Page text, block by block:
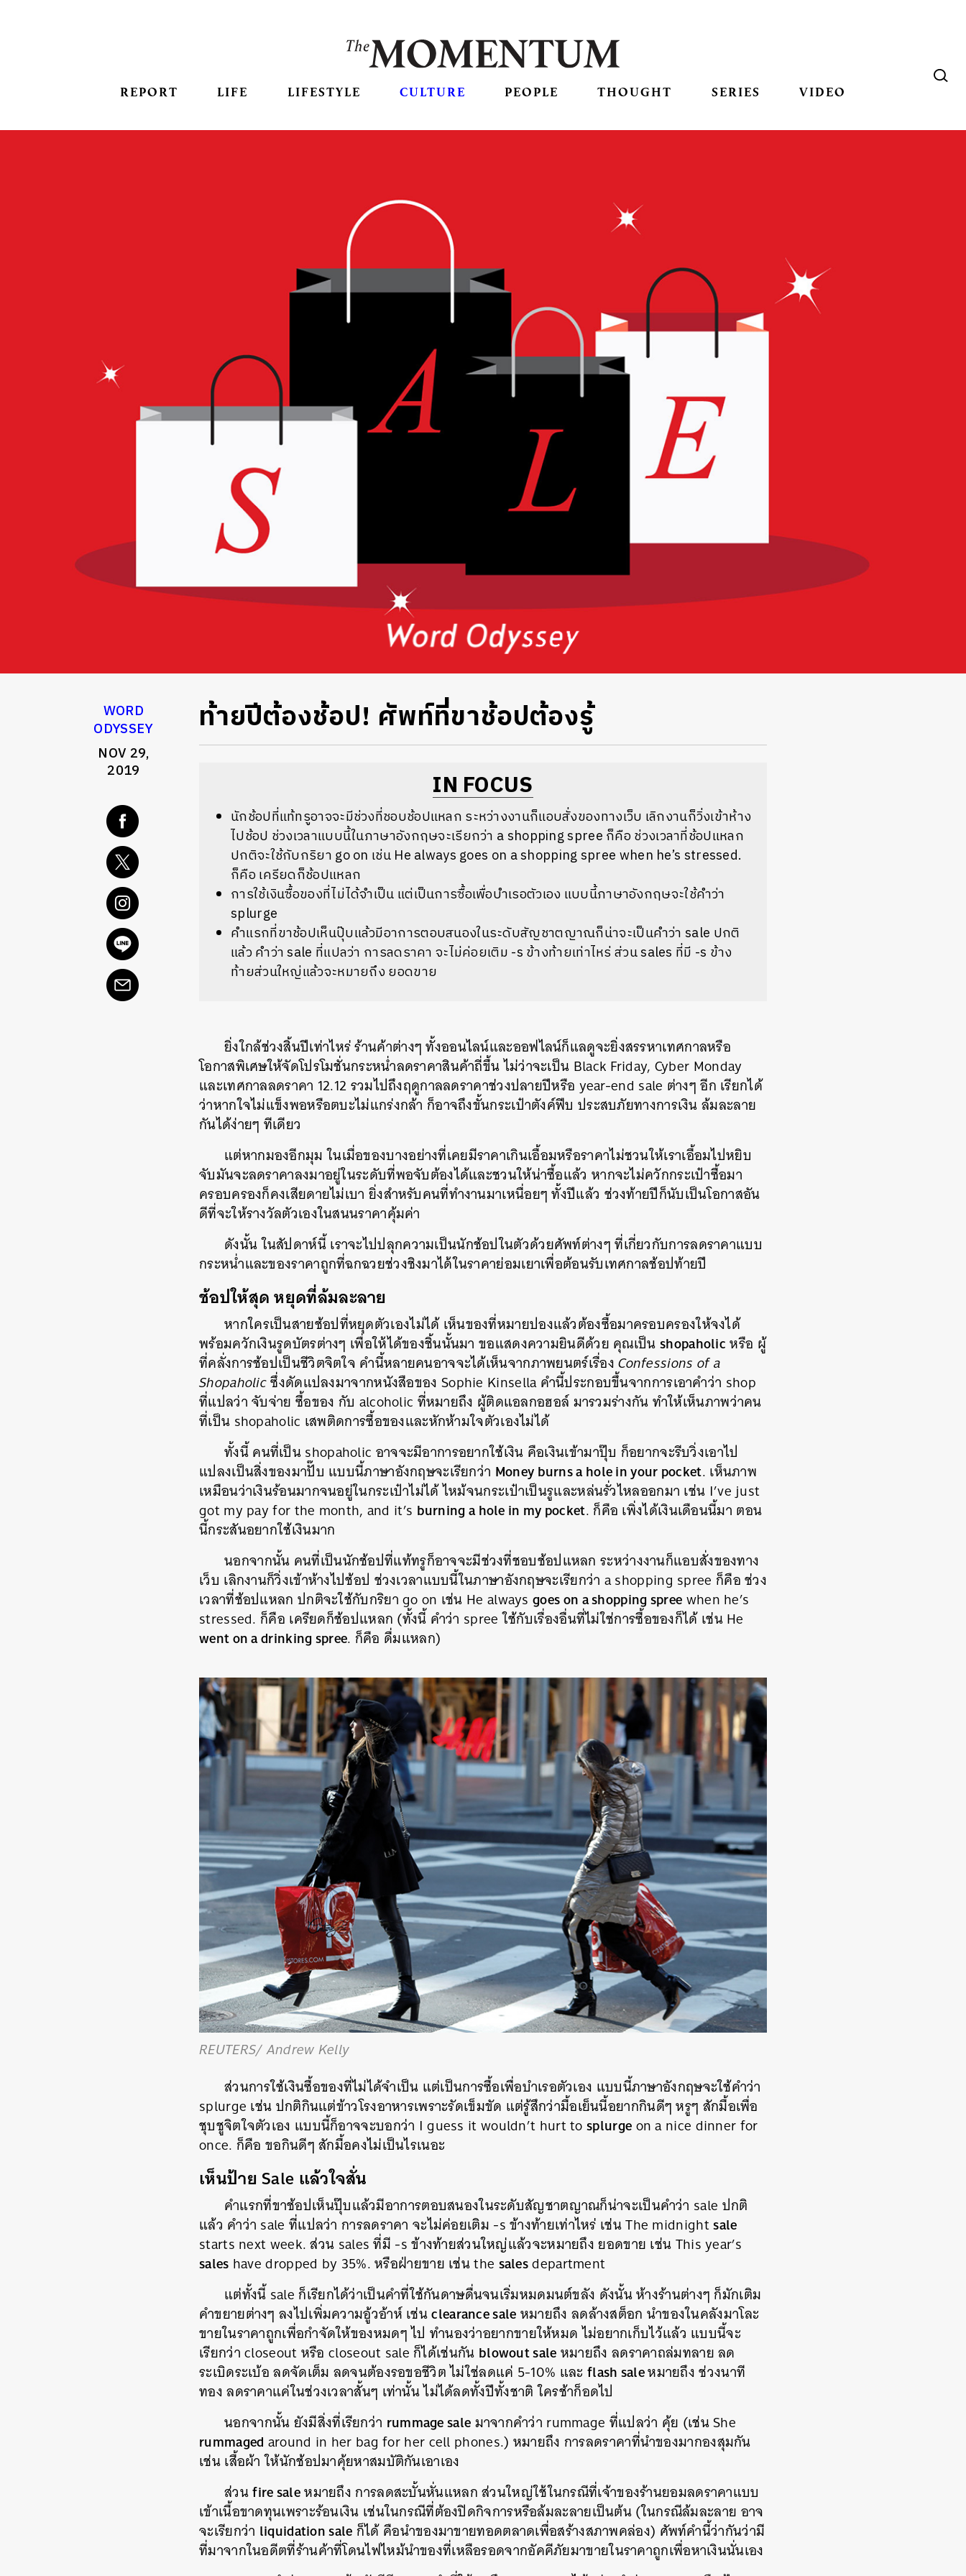
REPORT LIFE LIFESTYLE CULTURE PEOPLE THOUGHT SERIES VIDEO
WORD
ODYSSEY
NOV 29,
2019
ท้ายปีต้องช้อป! ศัพท์ที่ขาช้อปต้องรู้
IN FOCUS
นักช้อปที่แท้ทรูอาจจะมีช่วงที่ชอบช้อปแหลก ระหว่างงานก็แอบสั่งของทางเว็บ เลิกงานก็วิ่งเข้าห้าง
ไปช้อป ช่วงเวลาแบบนี้ในภาษาอังกฤษจะเรียกว่า a shopping spree ก็คือ ช่วงเวลาที่ช้อปแหลก
ปกติจะใช้กับกริยา go on เช่น He always goes on a shopping spree when he’s stressed.
ก็คือ เครียดก็ช้อปแหลก
การใช้เงินซื้อของที่ไม่ได้จำเป็น แต่เป็นการซื้อเพื่อบำเรอตัวเอง แบบนี้ภาษาอังกฤษจะใช้คำว่า
splurge
คำแรกที่ขาช้อปเห็นปุ๊บแล้วมีอาการตอบสนองในระดับสัญชาตญาณก็น่าจะเป็นคำว่า sale ปกติ
แล้ว คำว่า sale ที่แปลว่า การลดราคา จะไม่ค่อยเติม -s ข้างท้ายเท่าไหร่ ส่วน sales ที่มี -s ข้าง
ท้ายส่วนใหญ่แล้วจะหมายถึง ยอดขาย
ยิ่งใกล้ช่วงสิ้นปีเท่าไหร่ ร้านค้าต่างๆ ทั้งออนไลน์และออฟไลน์ก็แลดูจะยิ่งสรรหาเทศกาลหรือ
โอกาสพิเศษให้จัดโปรโมชั่นกระหน่ำลดราคาสินค้าถี่ขึ้น ไม่ว่าจะเป็น Black Friday, Cyber Monday
และเทศกาลลดราคา 12.12 รวมไปถึงฤดูกาลลดราคาช่วงปลายปีหรือ year-end sale ต่างๆ อีก เรียกได้
ว่าหากใจไม่แข็งพอหรือตบะไม่แกร่งกล้า ก็อาจถึงขั้นกระเป๋าตังค์ฟีบ ประสบภัยทางการเงิน ล้มละลาย
กันได้ง่ายๆ ทีเดียว
แต่หากมองอีกมุม ในเมื่อของบางอย่างที่เคยมีราคาเกินเอื้อมหรือราคาไม่ชวนให้เราเอื้อมไปหยิบ
จับมันจะลดราคาลงมาอยู่ในระดับที่พอจับต้องได้และชวนให้น่าซื้อแล้ว หากจะไม่ควักกระเป๋าซื้อมา
ครอบครองก็คงเสียดายไม่เบา ยิ่งสำหรับคนที่ทำงานมาเหนื่อยๆ ทั้งปีแล้ว ช่วงท้ายปีก็นับเป็นโอกาสอัน
ดีที่จะให้รางวัลตัวเองในสนนราคาคุ้มค่า
ดังนั้น ในสัปดาห์นี้ เราจะไปปลุกความเป็นนักช้อปในตัวด้วยศัพท์ต่างๆ ที่เกี่ยวกับการลดราคาแบบ
กระหน่ำและของราคาถูกที่ฉกฉวยช่วงชิงมาได้ในราคาย่อมเยาเพื่อต้อนรับเทศกาลช้อปท้ายปี
ช้อปให้สุด หยุดที่ล้มละลาย
หากใครเป็นสายช้อปที่หยุดตัวเองไม่ได้ เห็นของที่หมายปองแล้วต้องซื้อมาครอบครองให้จงได้
พร้อมควักเงินรูดบัตรต่างๆ เพื่อให้ได้ของชิ้นนั้นมา ขอแสดงความยินดีด้วย คุณเป็นshopaholicหรือ ผู้
ที่คลั่งการช้อปเป็นชีวิตจิตใจ คำนี้หลายคนอาจจะได้เห็นจากภาพยนตร์เรื่องConfessions of a
Shopaholicซึ่งดัดแปลงมาจากหนังสือของ Sophie Kinsella คำนี้ประกอบขึ้นจากการเอาคำว่า shop
ที่แปลว่า จับจ่าย ซื้อของ กับ alcoholic ที่หมายถึง ผู้ติดแอลกอฮอล์ มารวมร่างกัน ทำให้เห็นภาพว่าคน
ที่เป็น shopaholic เสพติดการซื้อของและหักห้ามใจตัวเองไม่ได้
ทั้งนี้ คนที่เป็น shopaholic อาจจะมีอาการอยากใช้เงิน คือเงินเข้ามาปุ๊บ ก็อยากจะรีบวิ่งเอาไป
แปลงเป็นสิ่งของมาปั๊บ แบบนี้ภาษาอังกฤษจะเรียกว่า Money burns a hole in your pocket. เห็นภาพ
เหมือนว่าเงินร้อนมากจนอยู่ในกระเป๋าไม่ได้ ไหม้จนกระเป๋าเป็นรูและหล่นรั่วไหลออกมา เช่น I’ve just
got my pay for the month, and it’s burning a hole in my pocket. ก็คือ เพิ่งได้เงินเดือนนี้มา ตอน
นี้กระสันอยากใช้เงินมาก
นอกจากนั้น คนที่เป็นนักช้อปที่แท้ทรูก็อาจจะมีช่วงที่ชอบช้อปแหลก ระหว่างงานก็แอบสั่งของทาง
เว็บ เลิกงานก็วิ่งเข้าห้างไปช้อป ช่วงเวลาแบบนี้ในภาษาอังกฤษจะเรียกว่า a shopping spree ก็คือ ช่วง
เวลาที่ช้อปแหลก ปกติจะใช้กับกริยา go on เช่น He alwaysgoes on a shopping spreewhen he’s
stressed. ก็คือ เครียดก็ช้อปแหลก (ทั้งนี้ คำว่า spree ใช้กับเรื่องอื่นที่ไม่ใช่การซื้อของก็ได้ เช่น He
went on a drinking spree. ก็คือ ดื่มแหลก)
REUTERS/ Andrew Kelly
ส่วนการใช้เงินซื้อของที่ไม่ได้จำเป็น แต่เป็นการซื้อเพื่อบำเรอตัวเอง แบบนี้ภาษาอังกฤษจะใช้คำว่า
splurge เช่น ปกติกินแต่ข้าวโรงอาหารเพราะรัดเข็มขัด แต่รู้สึกว่ามื้อเย็นนี้อยากกินดีๆ หรูๆ สักมื้อเพื่อ
ชุบชูจิตใจตัวเอง แบบนี้ก็อาจจะบอกว่า I guess it wouldn’t hurt tosplurgeon a nice dinner for
once. ก็คือ ขอกินดีๆ สักมื้อคงไม่เป็นไรเนอะ
เห็นป้าย Sale แล้วใจสั่น
คำแรกที่ขาช้อปเห็นปุ๊บแล้วมีอาการตอบสนองในระดับสัญชาตญาณก็น่าจะเป็นคำว่า sale ปกติ
แล้ว คำว่า sale ที่แปลว่า การลดราคา จะไม่ค่อยเติม -s ข้างท้ายเท่าไหร่ เช่น The midnightsale
starts next week. ส่วน sales ที่มี -s ข้างท้ายส่วนใหญ่แล้วจะหมายถึง ยอดขาย เช่น This year’s
sales have dropped by 35%. หรือฝ่ายขาย เช่น the salesdepartment
แต่ทั้งนี้ sale ก็เรียกได้ว่าเป็นคำที่ใช้กันดาษดื่นจนเริ่มหมดมนต์ขลัง ดังนั้น ห้างร้านต่างๆ ก็มักเติม
คำขยายต่างๆ ลงไปเพิ่มความอู้วอ้าห์ เช่นclearance saleหมายถึง ลดล้างสต็อก นำของในคลังมาโละ
ขายในราคาถูกเพื่อกำจัดให้ของหมดๆ ไป ทำนองว่าอยากขายให้หมด ไม่อยากเก็บไว้แล้ว แบบนี้จะ
เรียกว่า closeout หรือ closeout sale ก็ได้เช่นกัน blowout saleหมายถึง ลดราคาถล่มทลาย ลด
ระเบิดระเบ้อ ลดจัดเต็ม ลดจนต้องรอขอชีวิต ไม่ใช่ลดแค่ 5-10% และ flash saleหมายถึง ช่วงนาที
ทอง ลดราคาแค่ในช่วงเวลาสั้นๆ เท่านั้น ไม่ได้ลดทั้งปีทั้งชาติ ใครช้าก็อดไป
นอกจากนั้น ยังมีสิ่งที่เรียกว่า rummage saleมาจากคำว่า rummage ที่แปลว่า คุ้ย (เช่น She
rummaged around in her bag for her cell phones.) หมายถึง การลดราคาที่นำของมากองสุมกัน
เช่น เสื้อผ้า ให้นักช้อปมาคุ้ยหาสมบัติกันเอาเอง
ส่วนfire saleหมายถึง การลดสะบั้นหั่นแหลก ส่วนใหญ่ใช้ในกรณีที่เจ้าของร้านยอมลดราคาแบบ
เข้าเนื้อขาดทุนเพราะร้อนเงิน เช่นในกรณีที่ต้องปิดกิจการหรือล้มละลายเป็นต้น (ในกรณีล้มละลาย อาจ
จะเรียกว่า liquidation saleก็ได้ คือนำของมาขายทอดตลาดเพื่อสร้างสภาพคล่อง) ศัพท์คำนี้ว่ากันว่ามี
ที่มาจากในอดีตที่ร้านค้าที่โดนไฟไหม้นำของที่เหลือรอดจากอัคคีภัยมาขายในราคาถูกเพื่อหาเงินนั่นเอง
ค้นหา
SHARE TWEET